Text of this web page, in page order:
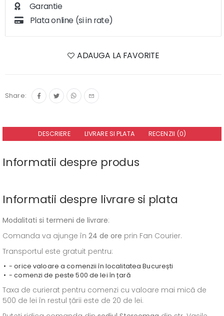
Garantie
Plata online (si in rate)
ADAUGA LA FAVORITE
Share:
DESCRIERE LIVRARE SI PLATA RECENZII (0)
Informatii despre produs
Informatii despre livrare si plata
Modalitati si termeni de livrare:
Comanda va ajunge în 24 de ore prin Fan Courier.
Transportul este gratuit pentru:
- orice valoare a comenzii în localitatea București
- comenzi de peste 500 de lei în țară
Taxa de curierat pentru comenzi cu valoare mai mică de
500 de lei în restul țării este de 20 de lei.